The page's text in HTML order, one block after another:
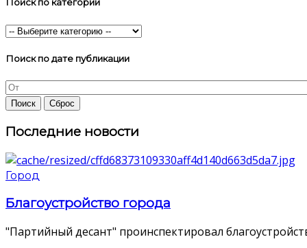
Поиск по дате публикации
Последние новости
Город
Благоустройство города
"Партийный десант" проинспектировал